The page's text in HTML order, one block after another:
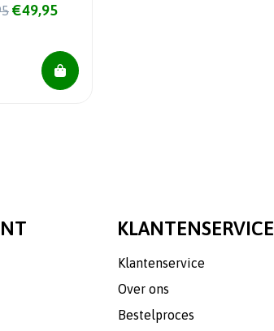
€49,95
KLANTENSERVICE
Klantenservice
Over ons
Bestelproces